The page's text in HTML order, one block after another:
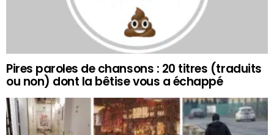
Pires paroles de chansons : 20 titres (traduits
ou non) dont la bêtise vous a échappé